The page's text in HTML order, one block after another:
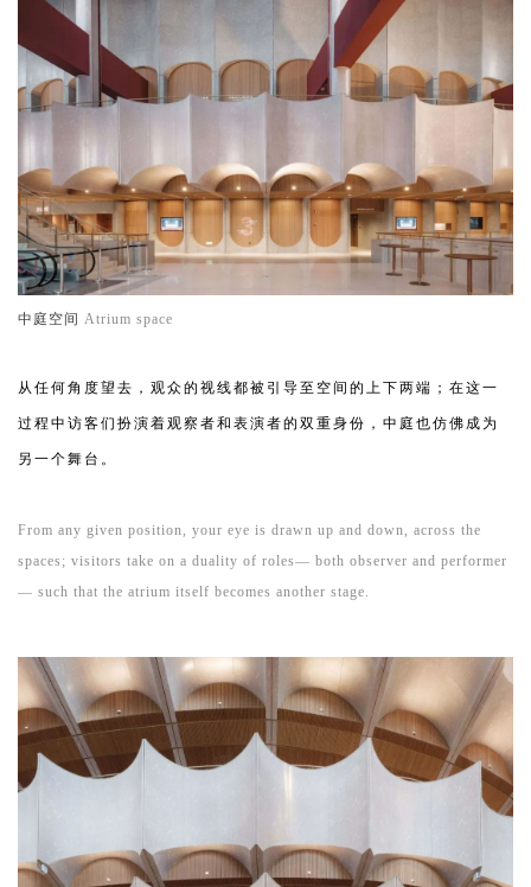
中庭空间 Atrium space
从任何角度望去，观众的视线都被引导至空间的上下两端；在这一
过程中访客们扮演着观察者和表演者的双重身份，中庭也仿佛成为
另一个舞台。
From any given position, your eye is drawn up and down, across the
spaces; visitors take on a duality of roles— both observer and performer
— such that the atrium itself becomes another stage.